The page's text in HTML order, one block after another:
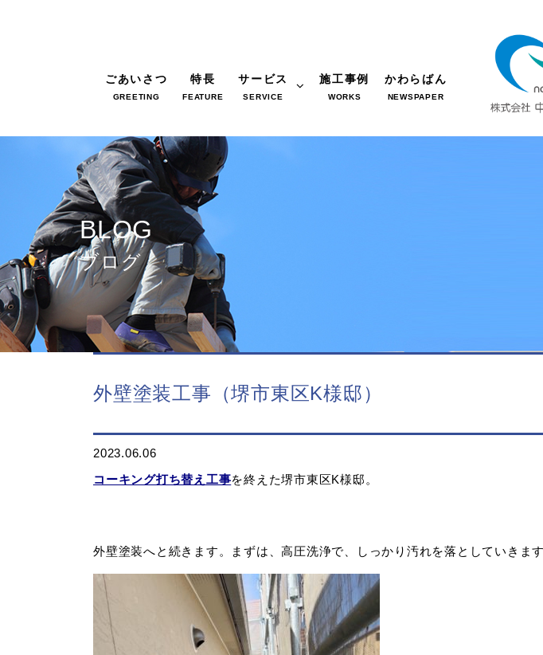
ごあいさつ
GREETING
特長
FEATURE
サービス
SERVICE
施工事例
WORKS
かわらばん
NEWSPAPER
BLOG
ブログ
外壁塗装工事（堺市東区K様邸）
2023.06.06
コーキング打ち替え工事を終えた堺市東区K様邸。
外壁塗装へと続きます。まずは、高圧洗浄で、しっかり汚れを落としていきます